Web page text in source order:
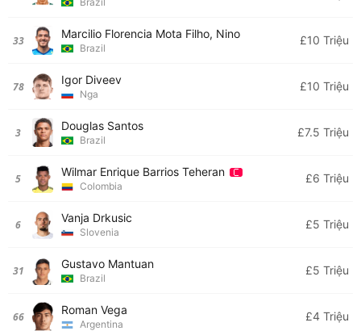
33 Marcilio Florencia Mota Filho, Nino
Brazil
£10 Triệu
78 Igor Diveev
Nga
£10 Triệu
3 Douglas Santos
Brazil
£7.5 Triệu
5 Wilmar Enrique Barrios Teheran
Colombia
£6 Triệu
6 Vanja Drkusic
Slovenia
£5 Triệu
31 Gustavo Mantuan
Brazil
£5 Triệu
66 Roman Vega
Argentina
£4 Triệu